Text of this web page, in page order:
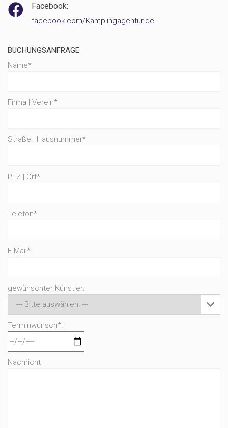
Facebook:
facebook.com/Kamplingagentur.de
BUCHUNGSANFRAGE:
Name*
Firma | Verein*
Straße | Hausnummer*
PLZ | Ort*
Telefon*
E-Mail*
gewünschter Künstler:

Terminwunsch*:
Nachricht